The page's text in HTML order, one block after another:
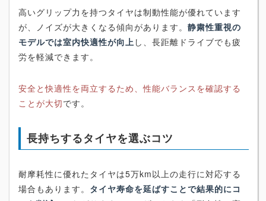
高いグリップ力を持つタイヤは制動性能が優れています
が、ノイズが大きくなる傾向があります。 静粛性重視の
モデルでは室内快適性が向上 し、長距離ドライブでも疲
労を軽減できます。
安全と快適性を両立するため、性能バランスを確認する
ことが大切です。
長持ちするタイヤを選ぶコツ
耐摩耗性に優れたタイヤは5万km以上の走行に対応する
場合もあります。 タイヤ寿命を延ばすことで結果的にコ